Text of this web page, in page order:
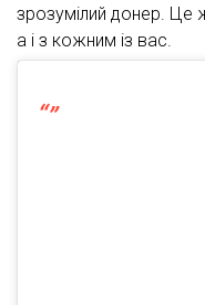
зрозумілий донер. Це
а і з кожним із вас.